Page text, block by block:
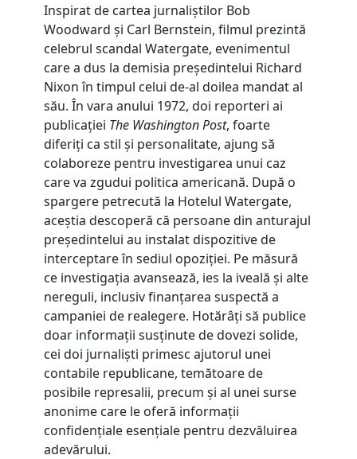
Inspirat de cartea jurnaliștilor Bob
Woodward și Carl Bernstein, filmul prezintă
celebrul scandal Watergate, evenimentul
care a dus la demisia președintelui Richard
Nixon în timpul celui de-al doilea mandat al
său. În vara anului 1972, doi reporteri ai
publicației The Washington Post, foarte
diferiți ca stil și personalitate, ajung să
colaboreze pentru investigarea unui caz
care va zgudui politica americană. După o
spargere petrecută la Hotelul Watergate,
aceștia descoperă că persoane din anturajul
președintelui au instalat dispozitive de
interceptare în sediul opoziției. Pe măsură
ce investigația avansează, ies la iveală și alte
nereguli, inclusiv finanțarea suspectă a
campaniei de realegere. Hotărâți să publice
doar informații susținute de dovezi solide,
cei doi jurnaliști primesc ajutorul unei
contabile republicane, temătoare de
posibile represalii, precum și al unei surse
anonime care le oferă informații
confidențiale esențiale pentru dezvăluirea
adevărului.